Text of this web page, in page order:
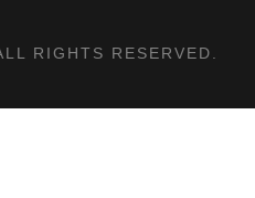
RIGHTS RESERVED.